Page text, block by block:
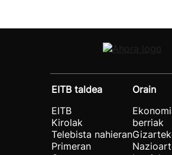
EITB taldea
EITB
Kirolak
Telebista nahieran
Primeran
Orain
berriak